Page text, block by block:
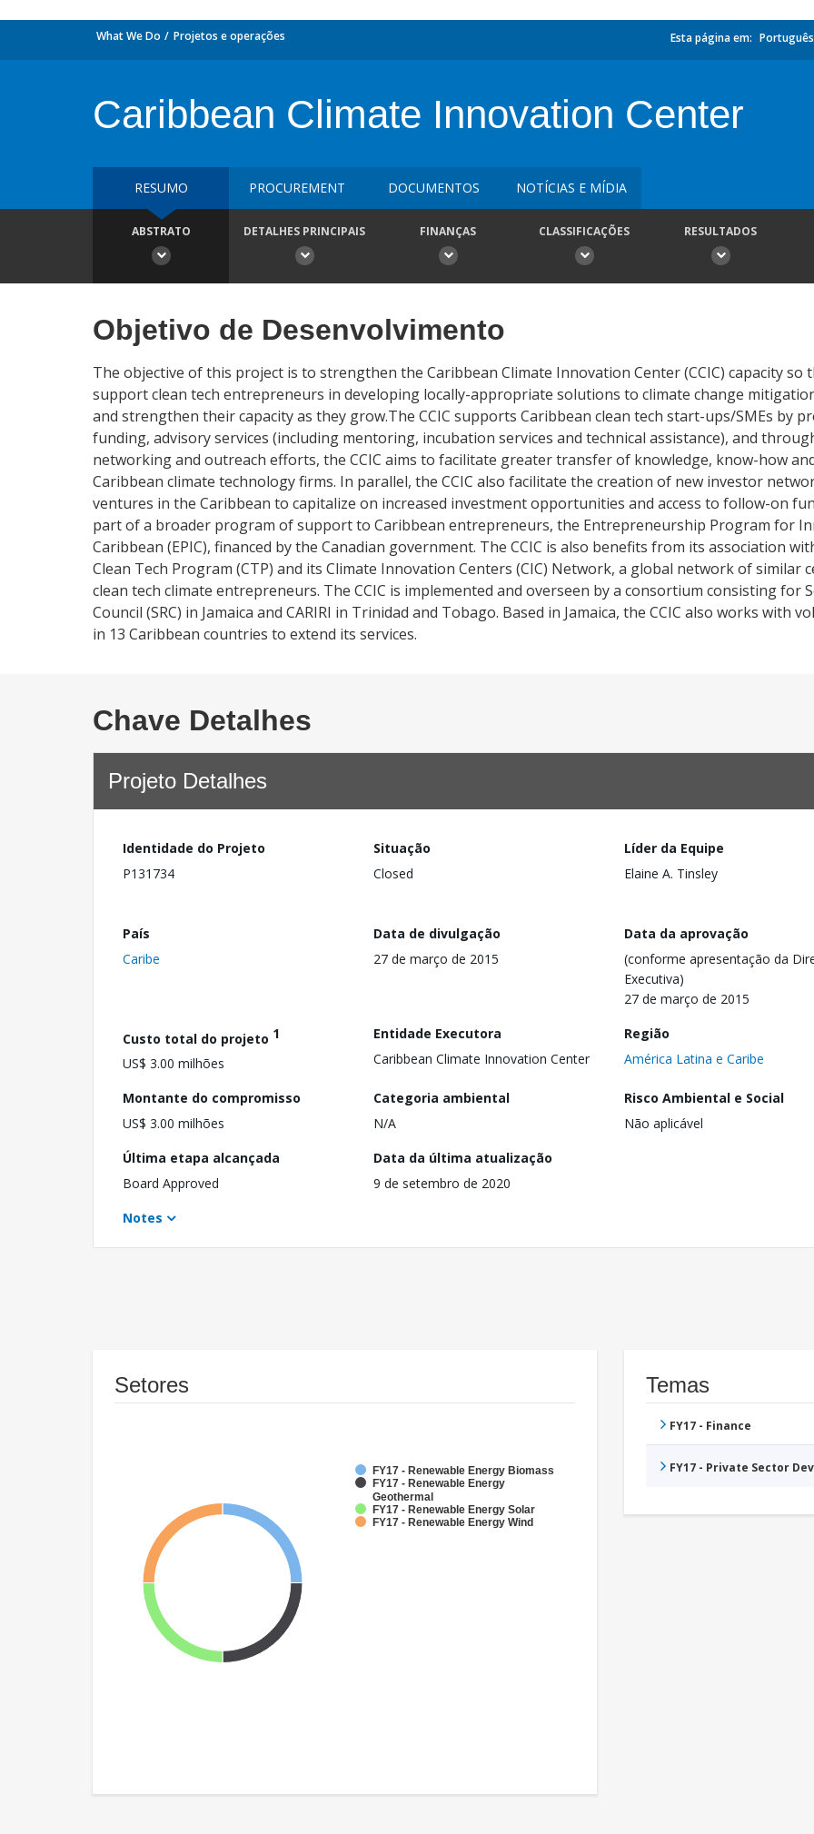
What We Do Projetos e operações Esta página em: Português
Caribbean Climate Innovation Center
RESUMO PROCUREMENT DOCUMENTOS NOTÍCIAS E MÍDIA
ABSTRATO DETALHES PRINCIPAIS FINANÇAS CLASSIFICAÇÕES RESULTADOS
Objetivo de Desenvolvimento
The objective of this project is to strengthen the Caribbean Climate Innovation Center (CCIC) capacity so
support clean tech entrepreneurs in developing locally-appropriate solutions to climate change
and strengthen their capacity as they grow.The CCIC supports Caribbean clean tech start-ups/SMEs by
funding, advisory services (including mentoring, incubation services and technical assistance), and
networking and outreach efforts, the CCIC aims to facilitate greater transfer of knowledge, know-how
Caribbean climate technology firms. In parallel, the CCIC also facilitate the creation of new investor
ventures in the Caribbean to capitalize on increased investment opportunities and access to follow-on
part of a broader program of support to Caribbean entrepreneurs, the Entrepreneurship Program for
Caribbean (EPIC), financed by the Canadian government. The CCIC is also benefits from its association
Clean Tech Program (CTP) and its Climate Innovation Centers (CIC) Network, a global network of similar
clean tech climate entrepreneurs. The CCIC is implemented and overseen by a consortium consisting for
Council (SRC) in Jamaica and CARIRI in Trinidad and Tobago. Based in Jamaica, the CCIC also works with
in 13 Caribbean countries to extend its services.
Chave Detalhes
Projeto Detalhes
Identidade do Projeto
P131734
Situação
Closed
Líder da Equipe
Elaine A. Tinsley
País
Caribe
Data de divulgação
27 de março de 2015
Data da aprovação
(conforme apresentação da
Executiva)
27 de março de 2015
Custo total do projeto 1
US$ 3.00 milhões
Entidade Executora
Caribbean Climate Innovation Center
Região
América Latina e Caribe
Montante do compromisso
US$ 3.00 milhões
Categoria ambiental
N/A
Risco Ambiental e Social
Não aplicável
Última etapa alcançada
Board Approved
Data da última atualização
9 de setembro de 2020
Notes
Setores
FY17 - Renewable Energy Biomass
FY17 - Renewable Energy
Geothermal
FY17 - Renewable Energy Solar
FY17 - Renewable Energy Wind
Temas
FY17 - Finance
FY17 - Private Sector